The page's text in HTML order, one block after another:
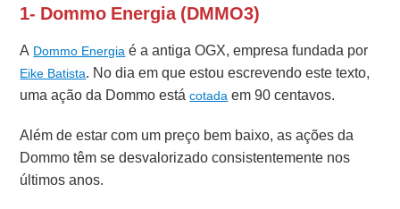
1- Dommo Energia (DMMO3)
A Dommo Energia é a antiga OGX, empresa fundada por
Eike Batista. No dia em que estou escrevendo este texto,
uma ação da Dommo estácotada em 90 centavos.
Além de estar com um preço bem baixo, as ações da
Dommo têm se desvalorizado consistentemente nos
últimos anos.